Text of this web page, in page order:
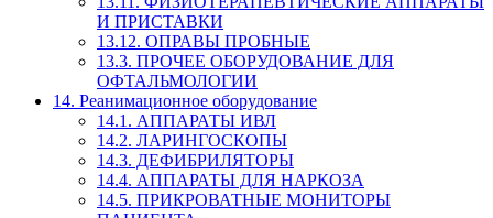
И ПРИСТАВКИ
13.12. ОПРАВЫ ПРОБНЫЕ
13.3. ПРОЧЕЕ ОБОРУДОВАНИЕ ДЛЯ
ОФТАЛЬМОЛОГИИ
14. Реанимационное оборудование
14.1. АППАРАТЫ ИВЛ
14.2. ЛАРИНГОСКОПЫ
14.3. ДЕФИБРИЛЯТОРЫ
14.4. АППАРАТЫ ДЛЯ НАРКОЗА
14.5. ПРИКРОВАТНЫЕ МОНИТОРЫ